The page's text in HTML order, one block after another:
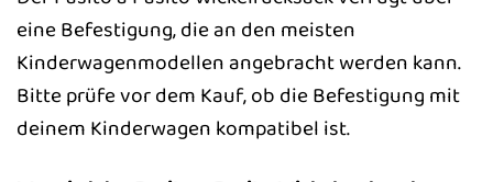
eine Befestigung, die an den meisten
Kinderwagenmodellen angebracht werden kann.
Bitte prüfe vor dem Kauf, ob die Befestigung mit
deinem Kinderwagen kompatibel ist.